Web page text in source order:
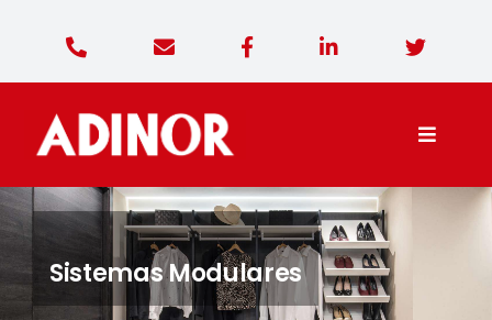
Toggle
Adinor Diseño
Productos
Sistemas Modulares